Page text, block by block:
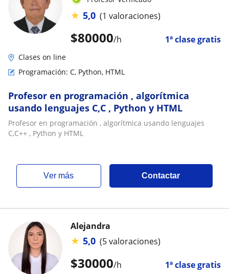
$80000/h 1ª clase gratis
★ 5,0 (1 valoraciones)
Clases on line
Programación: C, Python, HTML
Profesor en programación , algorítmica
usando lenguajes C,C , Python y HTML
Profesor en programación , algorítmica usando lenguajes
C,C++ , Python y HTML
ver más Contactar
$30000/h 1ª clase gratis
Alejandra
★ 5,0 (5 valoraciones)